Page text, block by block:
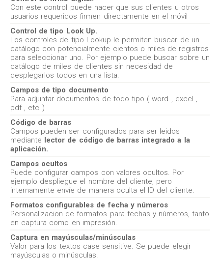
Con este control puede hacer que sus clientes u otros
usuarios requeridos firmen directamente en el móvil
Control de tipo Look Up.
Los controles de tipo Lookup le permiten buscar de un
catálogo con potencialmente cientos o miles de registros
para seleccionar uno. Por ejemplo puede buscar sobre un
catálogo de miles de clientes sin necesidad de
desplegarlos todos en una lista.
Campos de tipo documento
Para adjuntar documentos de todo tipo ( word , excel ,
pdf , etc )
Código de barras
Campos pueden ser configurados para ser leidos
mediante lector de código de barras integrado a la
aplicación.
Campos ocultos
Puede configurar campos con valores ocultos. Por
ejemplo despliegue el nombre del cliente, pero
internamente envíe de manera oculta el ID del cliente.
Formatos configurables de fecha y números
Personalizacion de formatos para fechas y números, tanto
en captura como en impresión.
Captura en mayúsculas/minúsculas
Valor para los textos case sensitive. Se puede elegir
mayúsculas o minúsculas.